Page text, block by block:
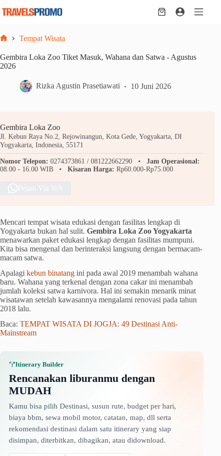
Shopping
Tempat Wisata
Gembira Loka Zoo Tiket Masuk, Wahana dan Satwa - Agustus
2026
Rizka Agustin Prasetiawati 10 Juni 2026
Gembira Loka Zoo
Jl. Kebun Raya No.2, Rejowinangun, Kota Gede, Yogyakarta, DI
Yogyakarta, Indonesia, 55171
Nomor Telepon: 0274373861 / 081222662290
Jam Operasional:
08.00 - 16.00 WIB
Kisaran Harga: Rp60.000-Rp75.000
Mencari tempat wisata edukasi dengan fasilitas lengkap di
Yogyakarta bukan hal sulit. Gembira Loka Zoo Yogyakarta
menawarkan paket edukasi lengkap dengan fasilitas mumpuni.
Kita bisa mengenal dan berinteraksi langsung dengan bermacam-
macam satwa.
Apalagi kebun binatang ini pada awal 2019 menambah wahana
baru. Wahana yang terkenal dengan zona cakar ini menambah
jumlah koleksi satwa karnivora. Hal ini semakin menarik minat
wisatawan setelah kawasannya mengalami renovasi pada tahun
2018 lalu.
Baca: TEMPAT WISATA DI JOGJA: 49 Destinasi Anti-
Mainstream
Itinerary Builder
Rencanakan liburanmu dengan
MUDAH
Kamu bisa pilih Destinasi, susun rute, budget per hari,
biaya bbm, sewa mobil motor, catatan, map, dll serta
rekomendasi destinasi dalam satu itinerary yang siap
disimpan, diterbitkan, dibagikan, atau didownload.